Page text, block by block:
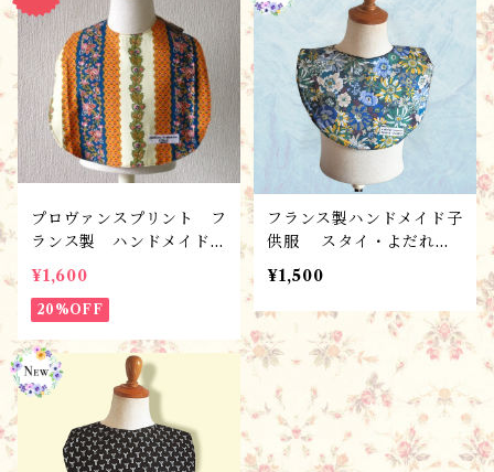
プロヴァンスプリント フ
ランス製 ハンドメイド
こども服 ベビー服 エプ
ロンB ／スタイ・よだれ
かけ
¥1,600
20%OFF
フランス製ハンドメイド子
供服 スタイ・よだれか
け T23-FLB /ベビ
ー・キッズ ギフト・出産
祝い
¥1,500